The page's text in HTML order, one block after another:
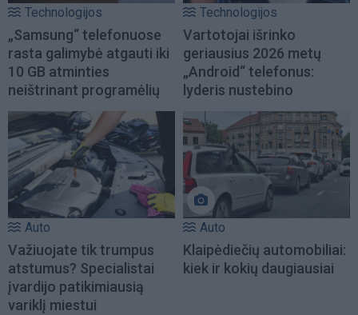
Technologijos
„Samsung“ telefonuose
rasta galimybė atgauti iki
10 GB atminties
neištrinant programėlių
Technologijos
Vartotojai išrinko
geriausius 2026 metų
„Android“ telefonus:
lyderis nustebino
Auto
Važiuojate tik trumpus
atstumus? Specialistai
įvardijo patikimiausią
variklį miestui
Auto
Klaipėdiečių automobiliai:
kiek ir kokių daugiausiai